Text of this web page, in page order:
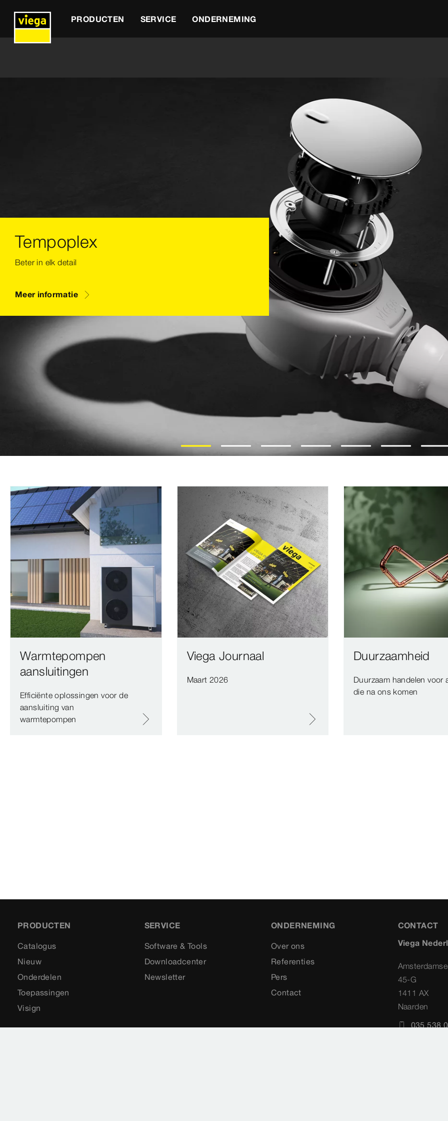
PRODUCTEN SERVICE ONDERNEMING
Tempoplex
Beter in elk detail
Meer informatie
1 2 3 4 5 6 7
Warmtepompen
aansluitingen
Efficiënte oplossingen voor de
aansluiting van
warmtepompen
Viega Journaal
Maart 2026
Duurzaamheid
Duurzaam handelen voor
die na ons komen
PRODUCTEN
Catalogus
Nieuw
Onderdelen
Toepassingen
Visign
SERVICE
Software & Tools
Downloadcenter
Newsletter
ONDERNEMING
Over ons
Referenties
Pers
Contact
CONTACT
Viega
45-G
1411 AX
Naarden
035 538